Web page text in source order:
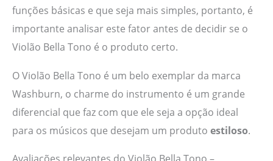
funções básicas e que seja mais simples, portanto, é
importante analisar este fator antes de decidir se o
Violão Bella Tono é o produto certo.
O Violão Bella Tono é um belo exemplar da marca
Washburn, o charme do instrumento é um grande
diferencial que faz com que ele seja a opção ideal
para os músicos que desejam um produto estiloso.